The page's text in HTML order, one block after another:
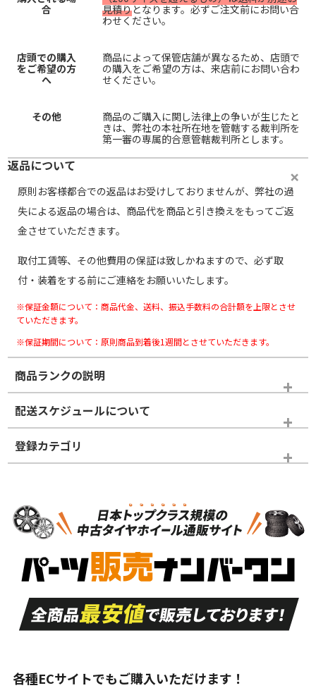
合
見積りとなります。必ずご注文前にお問い合
わせください。
店頭での購入
をご希望の方
へ
商品によって保管店舗が異なるため、店頭で
の購入をご希望の方は、来店前にお問い合わ
せください。
その他
商品のご購入に関し法律上の争いが生じたと
きは、弊社の本社所在地を管轄する裁判所を
第一審の専属的合意管轄裁判所とします。
返品について
原則お客様都合での返品はお受けしておりませんが、弊社の過
失による返品の場合は、商品代を商品と引き換えをもってご返
金させていただきます。
取付工賃等、その他費用の保証は致しかねますので、必ず取
付・装着をする前にご連絡をお願いいたします。
※保証金額について：商品代金、送料、振込手数料の合計額を上限とさせ
ていただきます。
※保証期間について：原則商品到着後1週間とさせていただきます。
商品ランクの説明
※商品ランクは出品者の主観により判断しておりますので、あら
かじめご了承ください。
ホイールランク
S
品）
S
新車外し品（新古
付き
A
走行距離も少なく、
目立つ傷もほとんど
ない中古品
A
走行距離も少なく、
非常に状態の良い中
古品
な中古品
んどない中古品
配送スケジュールについて
登録カテゴリ
パーツ
各種ECサイトでもご購入いただけます！